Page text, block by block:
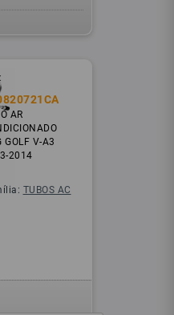
AR
GOLF V-A3
2014
TUBOS AC